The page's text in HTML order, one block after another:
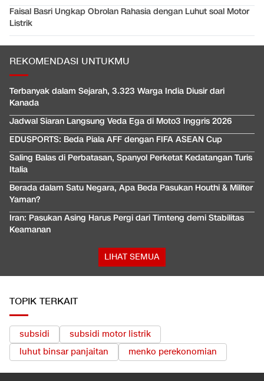
Faisal Basri Ungkap Obrolan Rahasia dengan Luhut soal Motor
Listrik
REKOMENDASI UNTUKMU
Terbanyak dalam Sejarah, 3.323 Warga India Diusir dari
Kanada
Jadwal Siaran Langsung Veda Ega di Moto3 Inggris 2026
EDUSPORTS: Beda Piala AFF dengan FIFA ASEAN Cup
Saling Balas di Perbatasan, Spanyol Perketat Kedatangan Turis
Italia
Berada dalam Satu Negara, Apa Beda Pasukan Houthi & Militer
Yaman?
Iran: Pasukan Asing Harus Pergi dari Timteng demi Stabilitas
Keamanan
LIHAT SEMUA
TOPIK TERKAIT
subsidi
subsidi motor listrik
luhut binsar panjaitan
menko perekonomian